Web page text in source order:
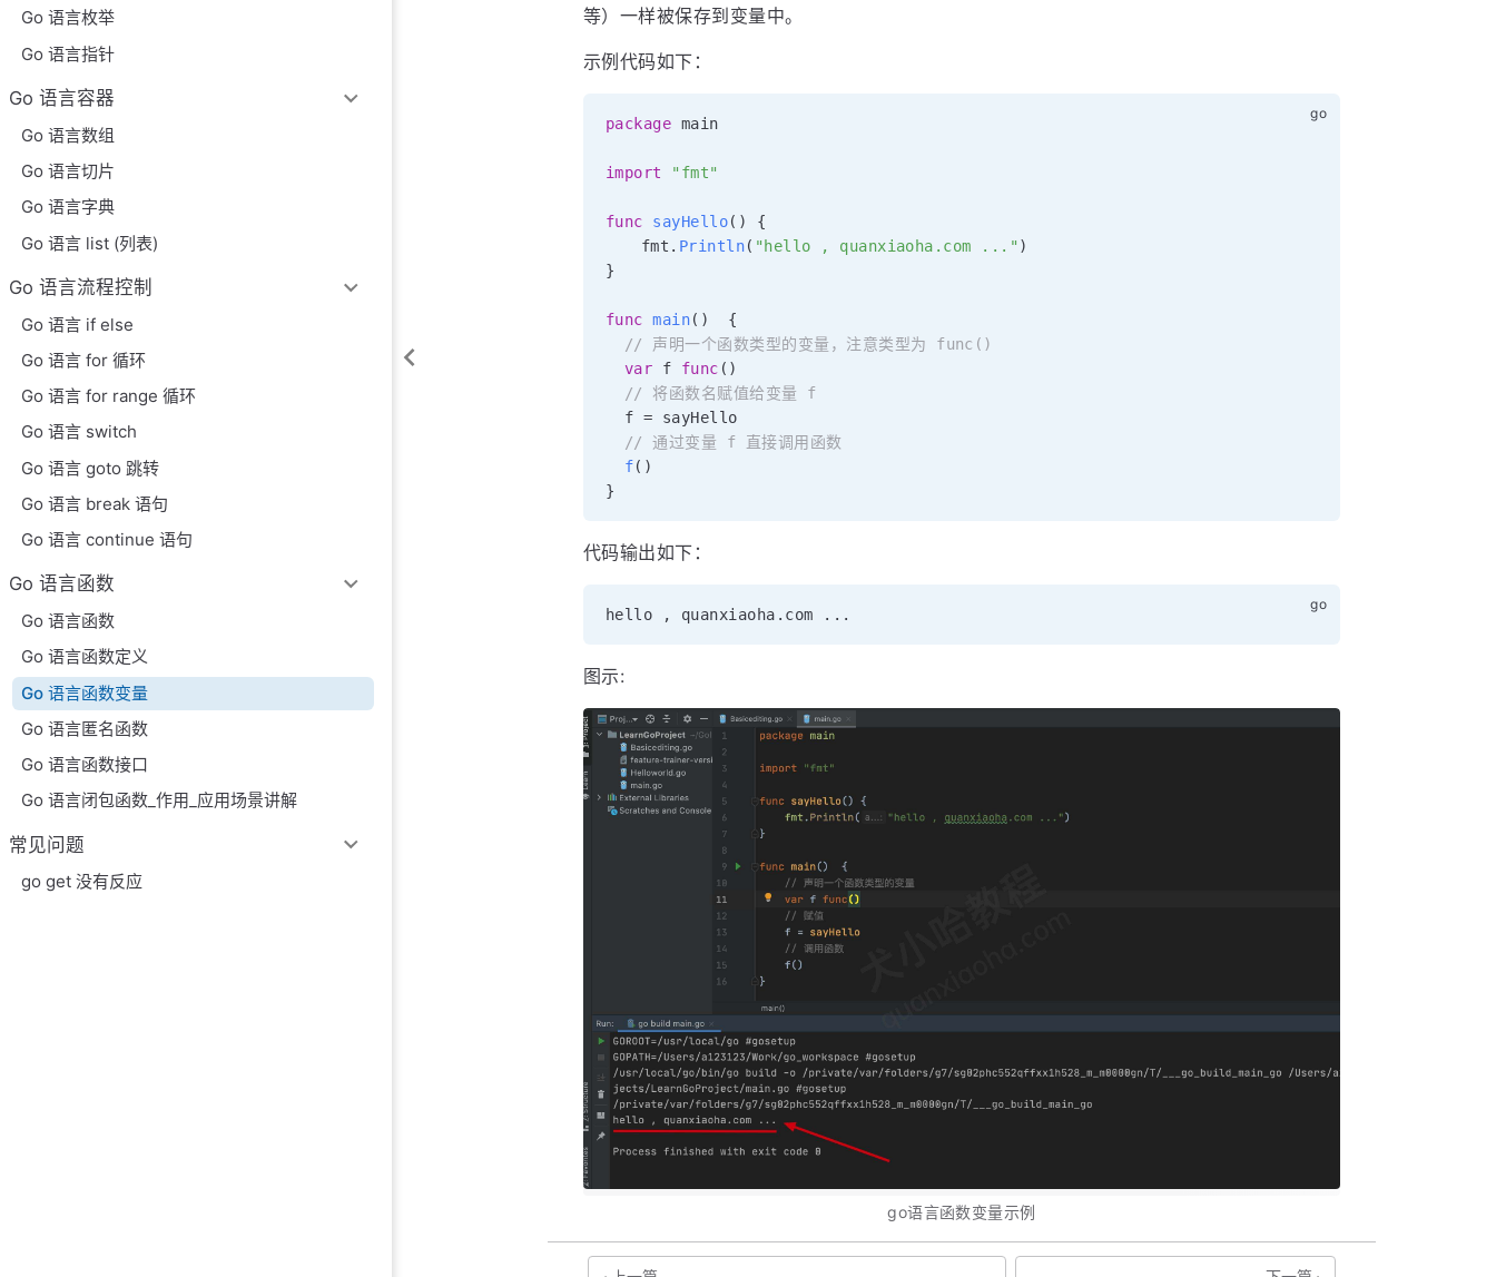
Go 语言枚举
Go 语言指针
Go 语言容器
Go 语言数组
Go 语言切片
Go 语言字典
Go 语言 list (列表)
Go 语言流程控制
Go 语言 if else
Go 语言 for 循环
Go 语言 for range 循环
Go 语言 switch
Go 语言 goto 跳转
Go 语言 break 语句
Go 语言 continue 语句
Go 语言函数
Go 语言函数
Go 语言函数定义
Go 语言函数变量
Go 语言匿名函数
Go 语言函数接口
Go 语言闭包函数_作用_应用场景讲解
常见问题
go get 没有反应
等）一样被保存到变量中。
示例代码如下：
package main
import "fmt"
func sayHello( )
{
	fmt
. Println( "hello , quanxiaoha.com ..." )
}
func main( )
{
// 声明一个函数类型的变量，注意类型为 func()
var f func ( )
// 将函数名赋值给变量 f
  f
= sayHello
// 通过变量 f 直接调用函数
f( )
}
代码输出如下：
hello , quanxiaoha . com ...
图示:
go语言函数变量示例